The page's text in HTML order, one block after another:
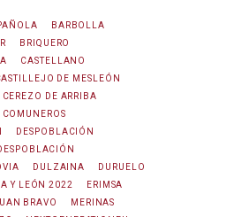
BARBOLLA
BRIQUERO
CASTELLANO
DE MESLEÓN
CEREZO DE ARRIBA
COMUNEROS
DESPOBLACIÓN
DULZAINA
DURUELO
Y LEÓN 2022
ERIMSA
BRAVO
MERINAS